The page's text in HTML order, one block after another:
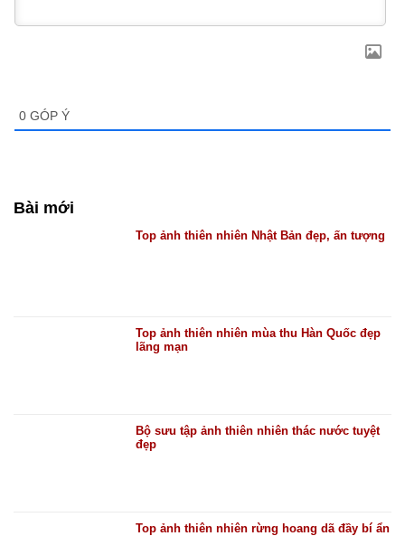
0 GÓP Ý
Bài mới
Top ảnh thiên nhiên Nhật Bản đẹp, ấn tượng
Top ảnh thiên nhiên mùa thu Hàn Quốc đẹp
lãng mạn
Bộ sưu tập ảnh thiên nhiên thác nước tuyệt
đẹp
Top ảnh thiên nhiên rừng hoang dã đầy bí ẩn